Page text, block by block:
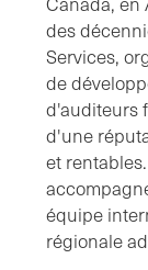
des
Services,
de
d'auditeurs
d'une
et
équipe
régionale